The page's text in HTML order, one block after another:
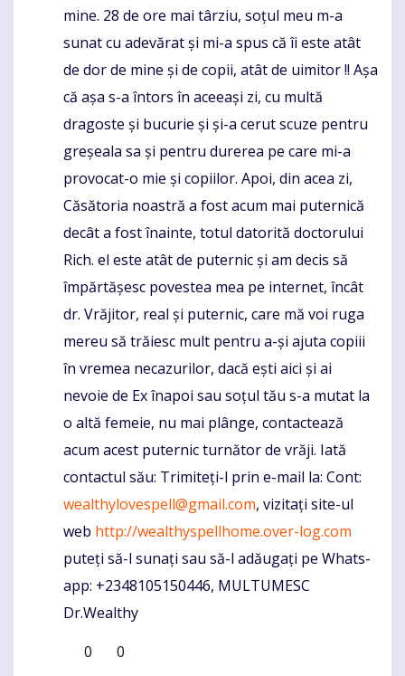
mine. 28 de ore mai târziu, soțul meu m-a
sunat cu adevărat și mi-a spus că îi este atât
de dor de mine și de copii, atât de uimitor !! Așa
că așa s-a întors în aceeași zi, cu multă
dragoste și bucurie și și-a cerut scuze pentru
greșeala sa și pentru durerea pe care mi-a
provocat-o mie și copiilor. Apoi, din acea zi,
Căsătoria noastră a fost acum mai puternică
decât a fost înainte, totul datorită doctorului
Rich. el este atât de puternic și am decis să
împărtășesc povestea mea pe internet, încât
dr. Vrăjitor, real și puternic, care mă voi ruga
mereu să trăiesc mult pentru a-și ajuta copiii
în vremea necazurilor, dacă ești aici și ai
nevoie de Ex înapoi sau soțul tău s-a mutat la
o altă femeie, nu mai plânge, contactează
acum acest puternic turnător de vrăji. Iată
contactul său: Trimiteți-l prin e-mail la: Cont:
wealthylovespell@gmail.com, vizitați site-ul
web http://wealthyspellhome.over-log.com
puteți să-l sunați sau să-l adăugați pe Whats-
app: +2348105150446, MULTUMESC
Dr.Wealthy
0
0